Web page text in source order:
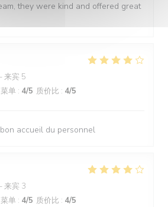
they were kind and offered great
来宾 5
菜单 : 4/5 质价比 : 4/5
accueil du personnel
来宾 3
菜单 : 4/5 质价比 : 4/5